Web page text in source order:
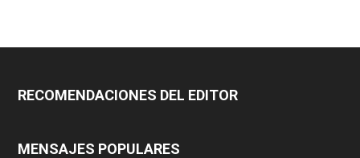
RECOMENDACIONES DEL EDITOR
MENSAJES POPULARES